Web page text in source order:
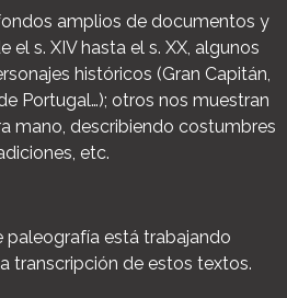
amplios de documentos y
el s. XIV hasta el s. XX, algunos
históricos (Gran Capitán,
Portugal…); otros nos muestran
mano, describiendo costumbres
etc.
paleografía está trabajando
transcripción de estos textos.